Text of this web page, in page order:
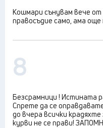
Кошмари сънувам вече от
правосъдие само, ама още
8
Безсрамници ! Истината
Спрете да се
до вчера всички
курви не се прави!